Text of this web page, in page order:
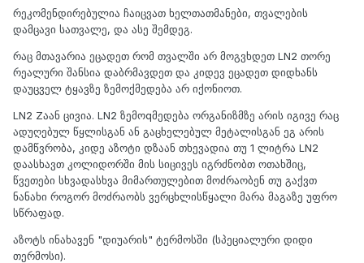
რეკომენდირებულია ჩაიცვათ ხელთათმანები, თვალების
დამცავი სათვალე, და ასე შემდეგ.
რაც მთავარია ეცადეთ რომ თვალში არ მოგვხდეთ LN2 თორე
რეალური შანსია დაბრმავდეთ და კიდევ ეცადეთ დიდხანს
დაუცველ ტყავზე ზემოქმედება არ იქონიოთ.
LN2 Zაან ცივია. LN2 ზემოqმედება ორგანიზმზე არის იგივე რაც
ადუღებულ წყლისგან ან გაცხელებულ მეტალისგან ეგ არის
დამწვრობა, კიდე აზოტი დზაან თხევადია თუ 1 ლიტრა LN2
დაასხავთ კოლიდორში მის სიცივეს იგრძნობთ ოთახშიც,
წვეთები სხვადასხვა მიმართულებით მოძრაობენ თუ გაქვთ
ნანახი როგორ მოძრაობს ვერცხლისწყალი მარა მაგაზე უფრო
სწრაფად.
აზოტს ინახავენ "დიუარის" ტერმოსში (სპეციალური დიდი
თერმოსი).